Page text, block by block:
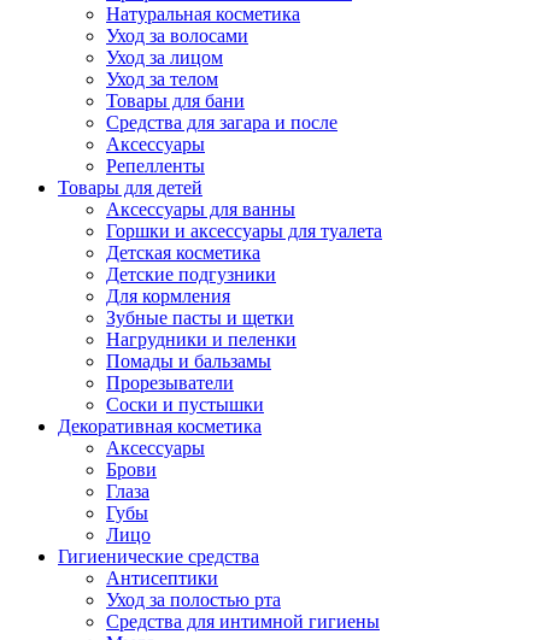
Натуральная косметика
Уход за волосами
Уход за лицом
Уход за телом
Товары для бани
Средства для загара и после
Аксессуары
Репелленты
Товары для детей
Аксессуары для ванны
Горшки и аксессуары для туалета
Детская косметика
Детские подгузники
Для кормления
Зубные пасты и щетки
Нагрудники и пеленки
Помады и бальзамы
Прорезыватели
Соски и пустышки
Декоративная косметика
Аксессуары
Брови
Глаза
Губы
Лицо
Гигиенические средства
Антисептики
Уход за полостью рта
Средства для интимной гигиены